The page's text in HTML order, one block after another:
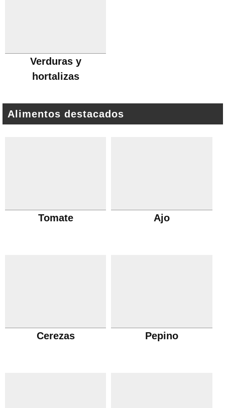
Verduras y
hortalizas
Alimentos destacados
Tomate Ajo
Cerezas Pepino